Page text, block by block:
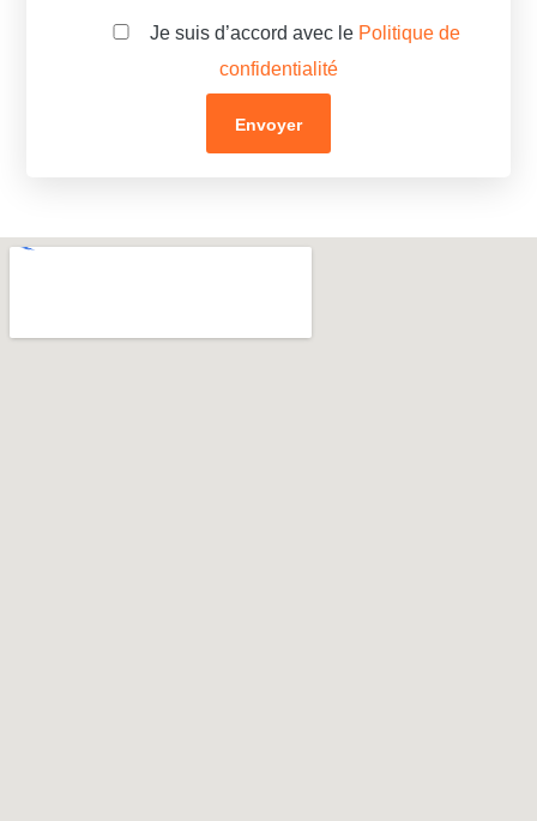
Je suis d’accord avec le Politique de
confidentialité